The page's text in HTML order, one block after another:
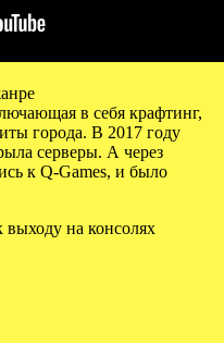
в себя крафтинг,
города. В 2017 году
серверы. А через
к Q-Games, и было
выходу на консолях